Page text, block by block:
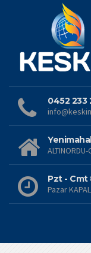
0452 233
ALTINORDU-
Pzt - Cmt
Pazar